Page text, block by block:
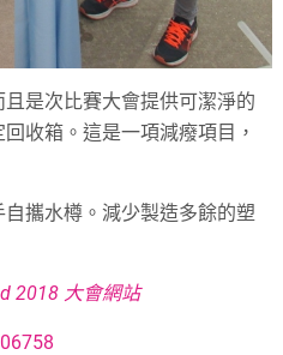
是次比賽大會提供可潔淨的
收箱。這是一項減癈項目，
攜水樽。減少製造多餘的塑
2018 大會網站